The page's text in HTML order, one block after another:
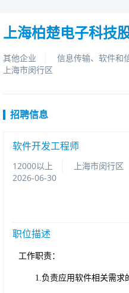
上海柏楚电子科技
其他企业 信息传输、软件和
上海市闵行区
招聘信息
软件开发工程师
12000以上 上海市闵行区
2026-06-30
职位描述
工作职责：
1.负责应用软件相关需求